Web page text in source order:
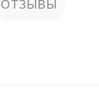
ОТЗЫВЫ